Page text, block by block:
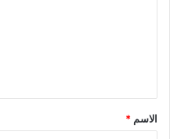
*
الاسم *